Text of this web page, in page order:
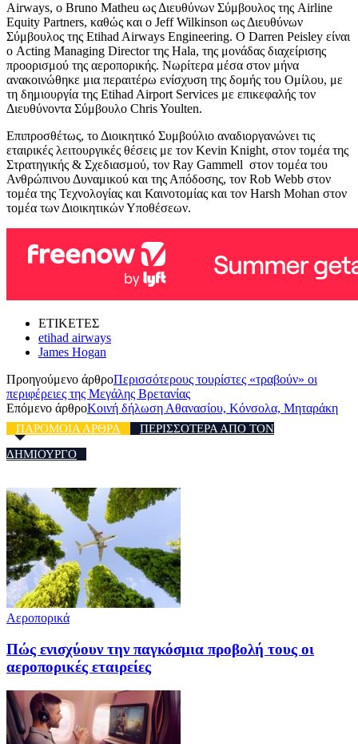
Airways, ο Bruno Matheu ως Διευθύνων Σύμβουλος της Airline
Equity Partners, καθώς και ο Jeff Wilkinson ως Διευθύνων
Σύμβουλος της Etihad Airways Engineering. Ο Darren Peisley είναι
ο Acting Managing Director της Hala, της μονάδας διαχείρισης
προορισμού της αεροπορικής. Νωρίτερα μέσα στον μήνα
ανακοινώθηκε μια περαιτέρω ενίσχυση της δομής του Ομίλου, με
τη δημιουργία της Etihad Airport Services με επικεφαλής τον
Διευθύνοντα Σύμβουλο Chris Youlten.
Επιπροσθέτως, το Διοικητικό Συμβούλιο αναδιοργανώνει τις
εταιρικές λειτουργικές θέσεις με τον Kevin Knight, στον τομέα της
Στρατηγικής & Σχεδιασμού, τον Ray Gammell στον τομέα του
Ανθρώπινου Δυναμικού και της Απόδοσης, τον Rob Webb στον
τομέα της Τεχνολογίας και Καινοτομίας και τον Harsh Mohan στον
τομέα των Διοικητικών Υποθέσεων.
ΕΤΙΚΕΤΕΣ
etihad airways
James Hogan
Προηγούμενο άρθροΠερισσότερους τουρίστες «τραβούν» οι
περιφέρειες της Μεγάλης Βρετανίας
Επόμενο άρθροΚοινή δήλωση Αθανασίου, Κόνσολα, Μηταράκη⁩
ΠΑΡΟΜΟΙΑ ΑΡΘΡΑ
ΠΕΡΙΣΣΟΤΕΡΑ ΑΠΟ ΤΟΝ
ΔΗΜΙΟΥΡΓΟ
Αεροπορικά
Πώς ενισχύουν την παγκόσμια προβολή τους οι
αεροπορικές εταιρείες